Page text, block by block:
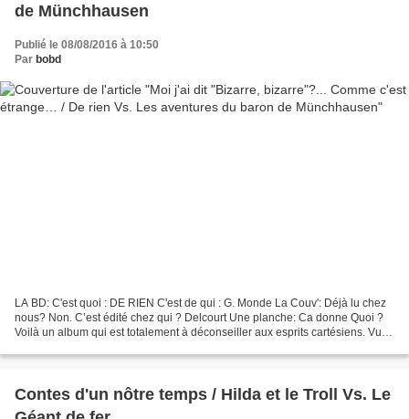
de Münchhausen
Publié le 08/08/2016 à 10:50
Par bobd
LA BD: C'est quoi : DE RIEN C'est de qui : G. Monde La Couv': Déjà lu chez
nous? Non. C’est édité chez qui ? Delcourt Une planche: Ca donne Quoi ?
Voilà un album qui est totalement à déconseiller aux esprits cartésiens. Vu
Contes d'un nôtre temps / Hilda et le Troll Vs. Le